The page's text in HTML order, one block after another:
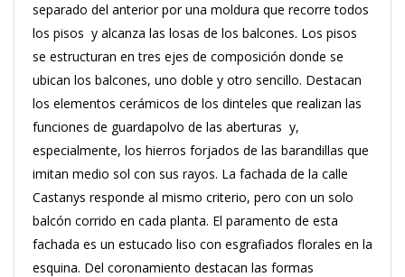
separado del anterior por una moldura que recorre todos
los pisos y alcanza las losas de los balcones. Los pisos
se estructuran en tres ejes de composición donde se
ubican los balcones, uno doble y otro sencillo. Destacan
los elementos cerámicos de los dinteles que realizan las
funciones de guardapolvo de las aberturas y,
especialmente, los hierros forjados de las barandillas que
imitan medio sol con sus rayos. La fachada de la calle
Castanys responde al mismo criterio, pero con un solo
balcón corrido en cada planta. El paramento de esta
fachada es un estucado liso con esgrafiados florales en la
esquina. Del coronamiento destacan las formas